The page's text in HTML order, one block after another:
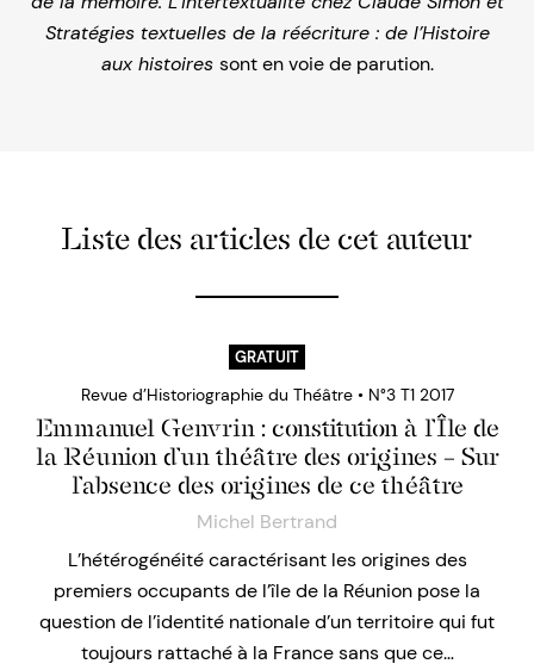
Stratégies textuelles de la réécriture : de l’Histoire
aux histoires sont en voie de parution.
Liste des articles de cet auteur
GRATUIT
Revue d’Historiographie du Théâtre • N°3 T1 2017
Emmanuel Genvrin : constitution à l’Île de
la Réunion d’un théâtre des origines – Sur
l’absence des origines de ce théâtre
Michel Bertrand
L’hétérogénéité caractérisant les origines des
premiers occupants de l’île de la Réunion pose la
question de l’identité nationale d’un territoire qui fut
toujours rattaché à la France sans que ce…